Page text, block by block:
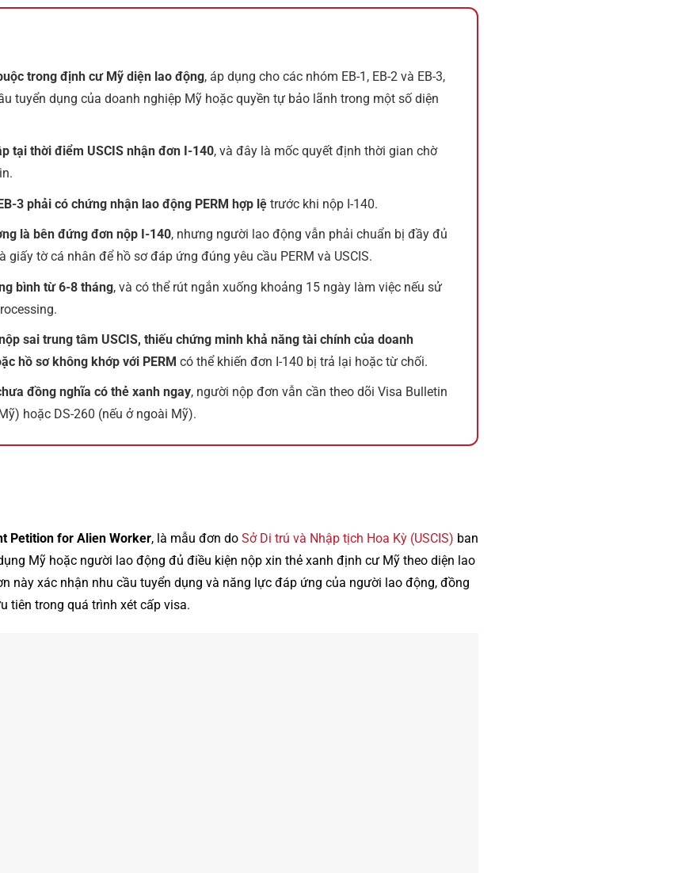
trong định cư Mỹ diện lao động, áp dụng cho các nhóm EB-1, EB-2 và EB-3,
tuyển dụng của doanh nghiệp Mỹ hoặc quyền tự bảo lãnh trong một số diện
tại thời điểm USCIS nhận đơn I-140, và đây là mốc quyết định thời gian chờ
3 phải có chứng nhận lao động PERM hợp lệtrước khi nộp I-140.
là bên đứng đơn nộp I-140, nhưng người lao động vẫn phải chuẩn bị đầy đủ
giấy tờ cá nhân để hồ sơ đáp ứng đúng yêu cầu PERM và USCIS.
bình từ 6-8 tháng, và có thể rút ngắn xuống khoảng 15 ngày làm việc nếu sử
sai trung tâm USCIS, thiếu chứng minh khả năng tài chính của doanh
hồ sơ không khớp với PERM có thể khiến đơn I-140 bị trả lại hoặc từ chối.
đồng nghĩa có thẻ xanh ngay, người nộp đơn vẫn cần theo dõi Visa Bulletin
hoặc DS-260 (nếu ở ngoài Mỹ).
Petition for Alien Worker, là mẫu đơn do Sở Di trú và Nhập tịch Hoa Kỳ (USCIS) ban
Mỹ hoặc người lao động đủ điều kiện nộp xin thẻ xanh định cư Mỹ theo diện lao
này xác nhận nhu cầu tuyển dụng và năng lực đáp ứng của người lao động, đồng
tiên trong quá trình xét cấp visa.